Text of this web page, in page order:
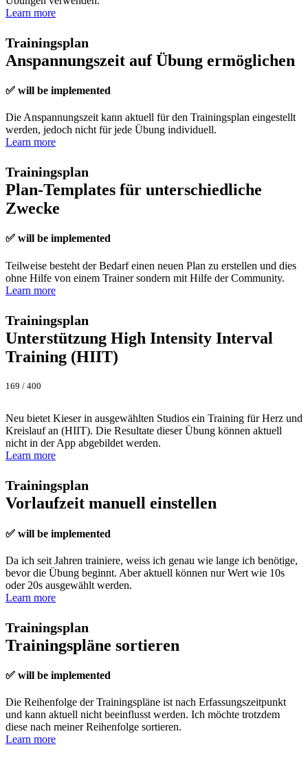
Learn more
Trainingsplan
Anspannungszeit auf Übung ermöglichen
✅ will be implemented
Die Anspannungszeit kann aktuell für den Trainingsplan eingestellt
werden, jedoch nicht für jede Übung individuell.
Learn more
Trainingsplan
Plan-Templates für unterschiedliche
Zwecke
✅ will be implemented
Teilweise besteht der Bedarf einen neuen Plan zu erstellen und dies
ohne Hilfe von einem Trainer sondern mit Hilfe der Community.
Learn more
Trainingsplan
Unterstützung High Intensity Interval
Training (HIIT)
169 / 400
Neu bietet Kieser in ausgewählten Studios ein Training für Herz und
Kreislauf an (HIIT). Die Resultate dieser Übung können aktuell
nicht in der App abgebildet werden.
Learn more
Trainingsplan
Vorlaufzeit manuell einstellen
✅ will be implemented
Da ich seit Jahren trainiere, weiss ich genau wie lange ich benötige,
bevor die Übung beginnt. Aber aktuell können nur Wert wie 10s
oder 20s ausgewählt werden.
Learn more
Trainingsplan
Trainingspläne sortieren
✅ will be implemented
Die Reihenfolge der Trainingspläne ist nach Erfassungszeitpunkt
und kann aktuell nicht beeinflusst werden. Ich möchte trotzdem
diese nach meiner Reihenfolge sortieren.
Learn more